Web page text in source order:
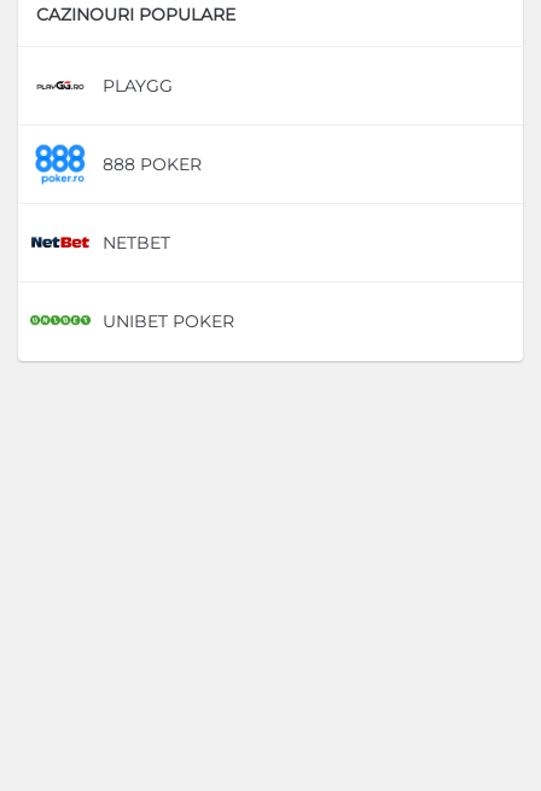
CAZINOURI POPULARE
PLAYGG
888 POKER
NETBET
UNIBET POKER